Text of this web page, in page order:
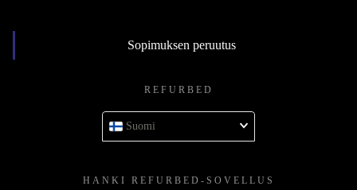
Sopimuksen peruutus
REFURBED
Suomi
HANKI REFURBED-SOVELLUS